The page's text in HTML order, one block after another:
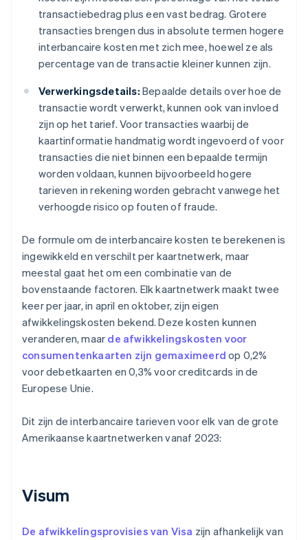
transactiebedrag plus een vast bedrag. Grotere
transacties brengen dus in absolute termen hogere
interbancaire kosten met zich mee, hoewel ze als
percentage van de transactie kleiner kunnen zijn.
Verwerkingsdetails: Bepaalde details over hoe de
transactie wordt verwerkt, kunnen ook van invloed
zijn op het tarief. Voor transacties waarbij de
kaartinformatie handmatig wordt ingevoerd of voor
transacties die niet binnen een bepaalde termijn
worden voldaan, kunnen bijvoorbeeld hogere
tarieven in rekening worden gebracht vanwege het
verhoogde risico op fouten of fraude.
De formule om de interbancaire kosten te berekenen is
ingewikkeld en verschilt per kaartnetwerk, maar
meestal gaat het om een combinatie van de
bovenstaande factoren. Elk kaartnetwerk maakt twee
keer per jaar, in april en oktober, zijn eigen
afwikkelingskosten bekend. Deze kosten kunnen
veranderen, maar de afwikkelingskosten voor
consumentenkaarten zijn gemaximeerd op 0,2%
voor debetkaarten en 0,3% voor creditcards in de
Europese Unie.
Dit zijn de interbancaire tarieven voor elk van de grote
Amerikaanse kaartnetwerken vanaf 2023:
Visum
De afwikkelingsprovisies van Visa zijn afhankelijk van